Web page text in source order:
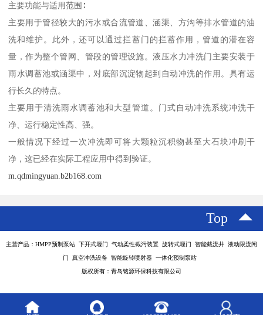
主要功能与适用范围∶
主要用于管径较大的污水或合流管道、涵渠、方沟等排水管道的油
洗和维护。此外，还可以通过拦蓄门的拦蓄作用，管道的潜在容
量，作为整个管网、管段的管理设施。液压水力冲洗门主要安装于
雨水调蓄池或涵渠中，对底部沉淀物起到自动冲洗的作用。具有运
行长久的特点。
主要用于清洗雨水调蓄池和大型管道。门式自动冲洗系统冲洗干
净、运行稳定性高、强。
一般情况下经过一次冲洗即可将大颗粒沉积物甚至大石块冲刷干
净，这已经在实际工程应用中得到验证。
m.qdmingyuan.b2b168.com
Top
主营产品：HMPP预制泵站 下开式堰门 气动柔性截污装置 旋转式堰门 智能截流井 液动限流闸
门 真空冲洗设备 智能旋转喷射器 一体化预制泵站
版权所有：青岛铭源环保科技有限公司